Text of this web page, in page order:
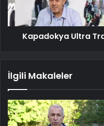
Kapadokya Ultra
İlgili Makaleler